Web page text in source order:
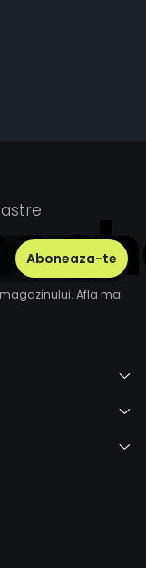
Afla mai